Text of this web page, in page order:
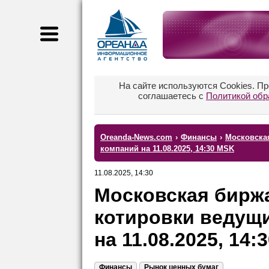
На сайте используются Cookies.
соглашаетесь с Политикой
Oreanda-News.com › Финансы ›
компаний на 11.08.2025, 14:30 MSK
11.08.2025, 14:30
Московская
котировки
на 11.08.2025,
Финансы Рынок ценных бумаг